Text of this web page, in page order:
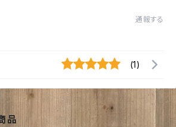
通報する
(1)
品